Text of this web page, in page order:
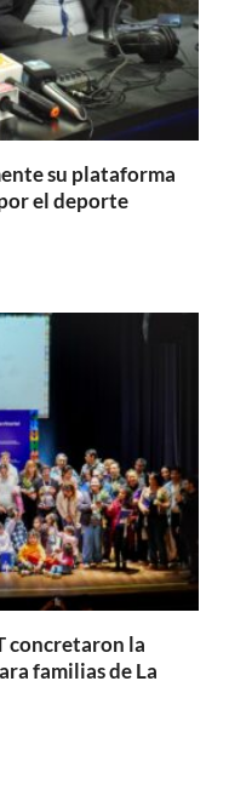
su plataforma
el deporte
concretaron la
familias de La